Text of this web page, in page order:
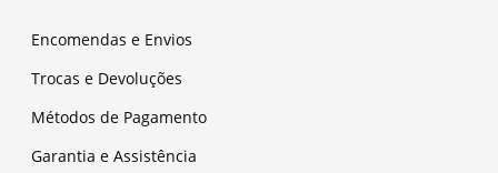
Encomendas e Envios
Trocas e Devoluções
Métodos de Pagamento
Garantia e Assistência